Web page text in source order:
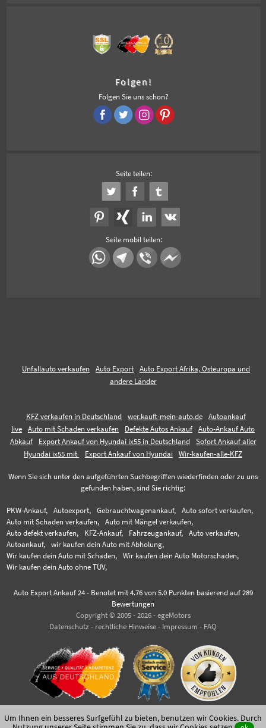
Folgen!
Folgen Sie uns schon?
Seite teilen:
Seite mobil teilen:
Unfallauto verkaufen Auto Export
Auto Export Afrika, Osteuropa und
andere Länder
KFZ verkaufen in Deutschland wer.kauft-mein-auto.de
Autoankauf
live
Auto mit Schaden verkaufen Defekte Autos Ankauf
Auto-Ankauf Auto
Abkauf
Export Ankauf von Hyundai ix55 in Deutschland
Sofort Ankauf aller
Hyundai ix55 mit
Export Ankauf von Hyundai Wir-kaufen-alle-KFZ
Wenn Sie sich unter den aufgeführten Suchbegriffen wiederfinden oder zu uns
gefunden haben, sind Sie richtig:
PKW-Ankauf, Autoexport, Gebrauchtwagenankauf,
Auto sofort verkaufen,
Auto mit Schaden verkaufen,
Auto mit Mängel verkaufen,
Auto defekt verkaufen,
KFZ-Ankauf, Fahrzeugankauf,
Auto verkaufen,
Autoankauf,
wir kaufen dein Auto mit Abholung,
Wir kaufen dein Auto mit Schaden,
Wir kaufen dein Auto Motorschaden,
Wir kaufen dein Auto ohne TÜV,
Auto Export Ankauf 24- Benotet mit 4.76von 5.0 Punkten basierend auf 289
Bewertungen
Copyright © 2005 - 2026 - egeMotors
Datenschutz - rechtliche Hinweise - Impressum - FAQ
Um Ihnen ein besseres Surfgefühl zu bieten, benutzen wir Cookies. Durch